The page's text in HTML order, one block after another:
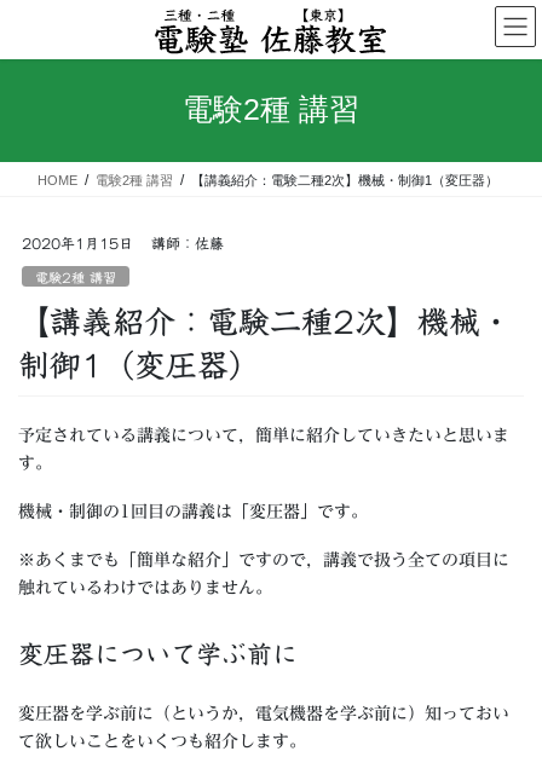
テ
ス
ゲ
ン
電験2種 講習
HOME 電験2種 講習 【講義紹介：電験二種2次】機械・制御1（変圧器）
2020年1月15日 講師：佐藤
電験2種 講習
【講義紹介：電験二種2次】機械・
制御1（変圧器）
予定されている講義について，簡単に紹介していきたいと思いま
す。
機械・制御の1回目の講義は「変圧器」です。
※あくまでも「簡単な紹介」ですので，講義で扱う全ての項目に
触れているわけではありません。
変圧器について学ぶ前に
変圧器を学ぶ前に（というか，電気機器を学ぶ前に）知っておい
て欲しいことをいくつも紹介します。